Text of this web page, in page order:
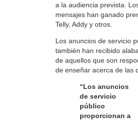
a la audiencia prevista.
mensajes han ganado
Telly, Addy y otros.
Los anuncios de servicio
también han recibido
de aquellos que son
de enseñar acerca de las
“Los anuncios
de servicio
público
proporcionan a